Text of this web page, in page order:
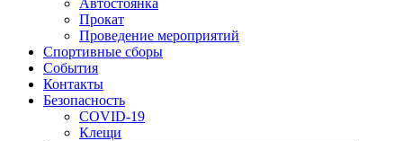
Автостоянка
Прокат
Проведение мероприятий
Спортивные сборы
События
Контакты
Безопасность
COVID-19
Клещи